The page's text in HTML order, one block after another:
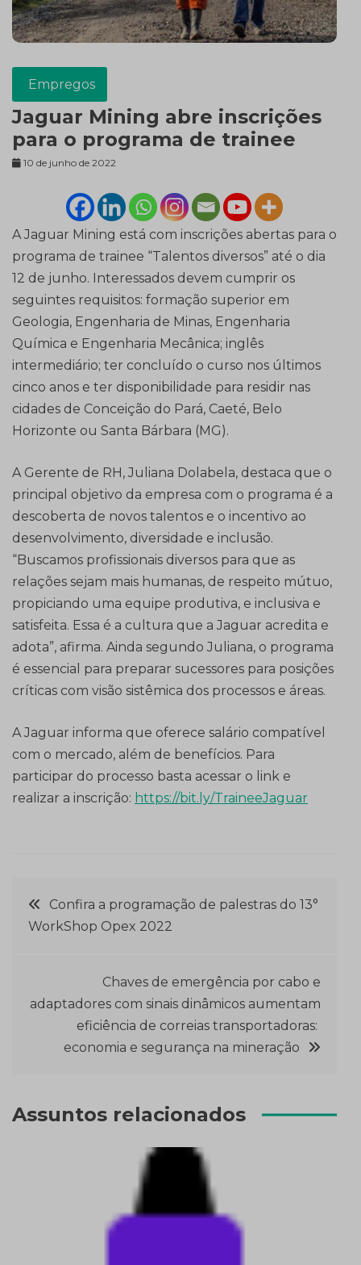
Empregos
Jaguar Mining abre inscrições
para o programa de trainee
10 de junho de 2022
A Jaguar Mining está com inscrições abertas para o
programa de trainee “Talentos diversos” até o dia
12 de junho. Interessados devem cumprir os
seguintes requisitos: formação superior em
Geologia, Engenharia de Minas, Engenharia
Química e Engenharia Mecânica; inglês
intermediário; ter concluído o curso nos últimos
cinco anos e ter disponibilidade para residir nas
cidades de Conceição do Pará, Caeté, Belo
Horizonte ou Santa Bárbara (MG).
A Gerente de RH, Juliana Dolabela, destaca que o
principal objetivo da empresa com o programa é a
descoberta de novos talentos e o incentivo ao
desenvolvimento, diversidade e inclusão.
“Buscamos profissionais diversos para que as
relações sejam mais humanas, de respeito mútuo,
propiciando uma equipe produtiva, e inclusiva e
satisfeita. Essa é a cultura que a Jaguar acredita e
adota”, afirma. Ainda segundo Juliana, o programa
é essencial para preparar sucessores para posições
críticas com visão sistêmica dos processos e áreas.
A Jaguar informa que oferece salário compatível
com o mercado, além de benefícios. Para
participar do processo basta acessar o link e
realizar a inscrição: https://bit.ly/TraineeJaguar
Navegação
de
Confira a programação de palestras do 13°
WorkShop Opex 2022
Chaves de emergência por cabo e
adaptadores com sinais dinâmicos aumentam
eficiência de correias transportadoras:
economia e segurança na mineração
Assuntos relacionados